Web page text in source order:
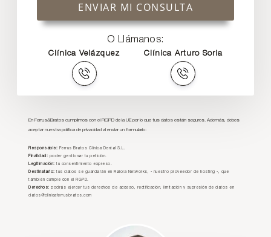
ENVIAR MI CONSULTA
O Llámanos:
Clínica Velázquez Clínica Arturo Soria
En Ferrus&Bratos cumplimos con el RGPD de la UE por lo que tus datos están seguros. Además, debes
aceptar nuestra política de privacidad al enviar un formulario:
Responsable: Ferrus Bratos Clínica Dental S.L.
Finalidad: poder gestionar tu petición.
Legitimación: tu consentimiento expreso.
Destinatario: tus datos se guardarán en Raiola Networks, - nuestro proveedor de hosting -, que
también cumple con el RGPD.
Derechos: podrás ejercer tus derechos de acceso, rectificación, limitación y supresión de datos en
datos@clinicaferrusbratos.com